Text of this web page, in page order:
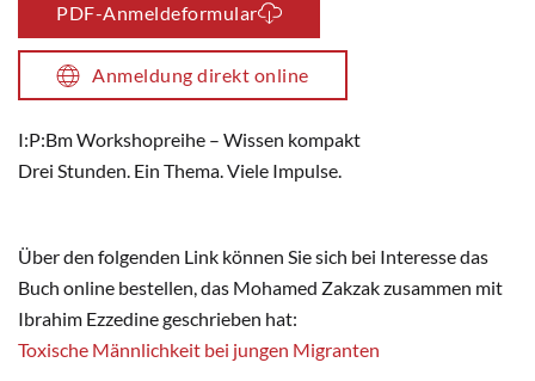
PDF-Anmeldeformular
Anmeldung direkt online
I:P:Bm Workshopreihe – Wissen kompakt
Drei Stunden. Ein Thema. Viele Impulse.
Über den folgenden Link können Sie sich bei Interesse das
Buch online bestellen, das Mohamed Zakzak zusammen mit
Ibrahim Ezzedine geschrieben hat:
Toxische Männlichkeit bei jungen Migranten